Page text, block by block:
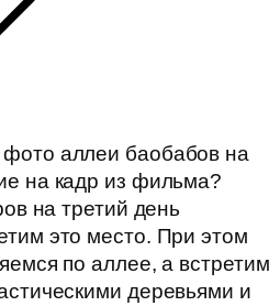
аллеи баобабов на
на кадр из фильма?
на третий день
это место. При этом
по аллее, а встретим
деревьями и